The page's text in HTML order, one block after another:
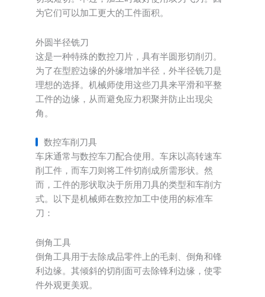
为它们可以加工更大的工件面积。
外圆半径铣刀
这是一种特殊的数控刀片，具有半圆形切削刃。
为了在型腔边缘的外缘增加半径，外半径铣刀是
理想的选择。机械师使用这些刀具来平滑和平整
工件的边缘，从而避免应力积聚并防止出现尖
角。
数控车削刀具
车床通常与数控车刀配合使用。车床以高转速车
削工件，而车刀则将工件切削成所需形状。然
而，工件的形状取决于所用刀具的类型和车削方
式。以下是机械师在数控加工中使用的标准车
刀：
倒角工具
倒角工具用于去除成品零件上的毛刺、倒角和锋
利边缘。其倾斜的切削面可去除锋利边缘，使零
件外观更美观。